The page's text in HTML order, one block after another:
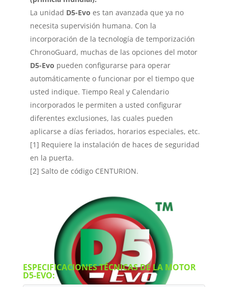
La unidad D5-Evo es tan avanzada que ya no
necesita supervisión humana. Con la
incorporación de la tecnología de temporización
ChronoGuard, muchas de las opciones del motor
D5-Evo pueden configurarse para operar
automáticamente o funcionar por el tiempo que
usted indique. Tiempo Real y Calendario
incorporados le permiten a usted configurar
diferentes exclusiones, las cuales pueden
aplicarse a días feriados, horarios especiales, etc.
[1] Requiere la instalación de haces de seguridad
en la puerta.
[2] Salto de código CENTURION.
ESPECIFICACIONES TÉCNICAS DE LA MOTOR
D5-EVO: